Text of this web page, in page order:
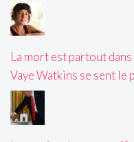
La mort est partout
Vaye Watkins se sent le